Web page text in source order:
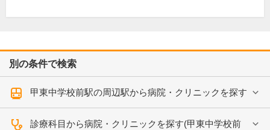
別の条件で検索
甲東中学校前駅の周辺駅から病院・クリニックを探す
診療科目から病院・クリニックを探す(甲東中学校前